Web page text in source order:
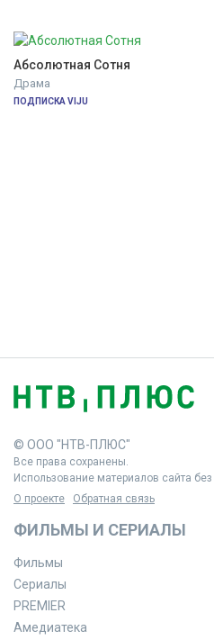
Абсолютная Сотня
Драма
ПОДПИСКА VIJU
© ООО "НТВ-ПЛЮС"
Все права сохранены.
Использование материалов сайта
О проекте
Обратная связь
ФИЛЬМЫ И СЕРИАЛЫ
Фильмы
Сериалы
PREMIER
Амедиатека